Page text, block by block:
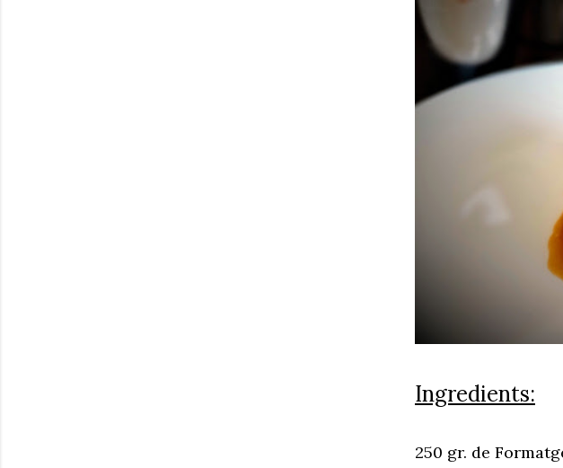
Ingredients:
250 gr. de